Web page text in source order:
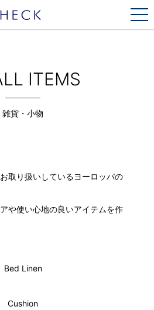
ITEMS
雑貨・小物
取り扱いしているヨーロッパの
や使い心地の良いアイテムを作
Bed Linen
Cushion